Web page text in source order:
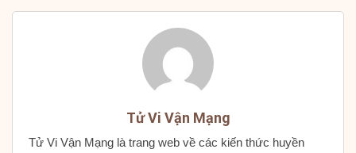
Tử Vi Vận Mạng
Tử Vi Vận Mạng là trang web về các kiến thức huyền